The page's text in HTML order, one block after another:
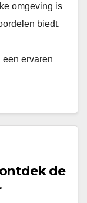
omgeving is
biedt,
ervaren
de